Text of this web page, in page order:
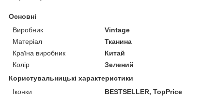
Основні
Виробник
Vintage
Матеріал
Тканина
Країна виробник
Китай
Колір
Зелений
Користувальницькі характеристики
Іконки
BESTSELLER, TopPrice